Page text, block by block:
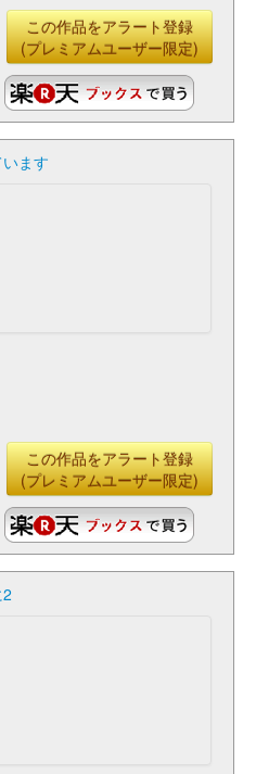
この作品をアラート登録
(プレミアムユーザー限定)
ます
この作品をアラート登録
(プレミアムユーザー限定)